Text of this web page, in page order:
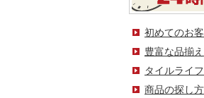
初めてのお
豊富な品揃
タイルライ
商品の探し方